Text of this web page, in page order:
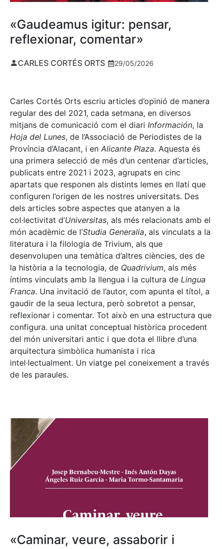
«Gaudeamus igitur: pensar,
reflexionar, comentar»
CARLES CORTÉS ORTS 29/05/2026
Carles Cortés Orts escriu articles d’opinió de manera
regular des del 2021, cada setmana, en diversos
mitjans de comunicació com el diari Información, la
Hoja del Lunes, de l’Associació de Periodistes de la
Província d’Alacant, i en Alicante Plaza. Aquesta és
una primera selecció de més d’un centenar d’articles,
publicats entre 2021 i 2023, agrupats en cinc
apartats que responen als distints lemes en llatí que
configuren l’origen de les nostres universitats. Des
dels articles sobre aspectes que atanyen a la
col·lectivitat d’Universitas, als més relacionats amb el
món acadèmic de l’Studia Generalia, als vinculats a la
literatura i la filologia de Trivium, als que
desenvolupen una temàtica d’altres ciències, des de
la història a la tecnologia, de Quadrivium, als més
íntims vinculats amb la llengua i la cultura de Lingua
Franca. Una invitació de l’autor, com apunta el títol, a
gaudir de la seua lectura, però sobretot a pensar,
reflexionar i comentar. Tot això en una estructura que
configura. una unitat conceptual històrica procedent
del món universitari antic i que dota el llibre d’una
arquitectura simbòlica humanista i rica
intel·lectualment. Un viatge pel coneixement a través
de les paraules.
«Caminar, veure, assaborir i